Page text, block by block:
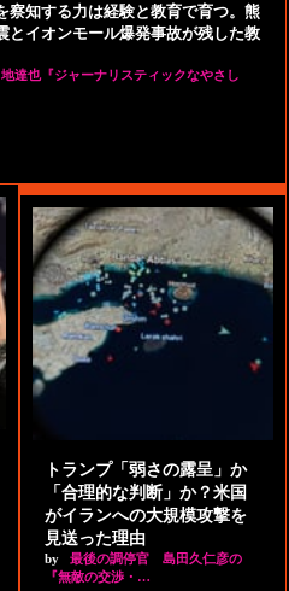
察知する力は経験と教育で育つ。熊
とイオンモール爆発事故が残した教
地達也『ジャーナリスティックなやさし
トランプ「弱さの露呈」か
「合理的な判断」か？米国
がイランへの大規模攻撃を
見送った理由
by
最後の調停官 島田久仁彦の
『無敵の交渉・…